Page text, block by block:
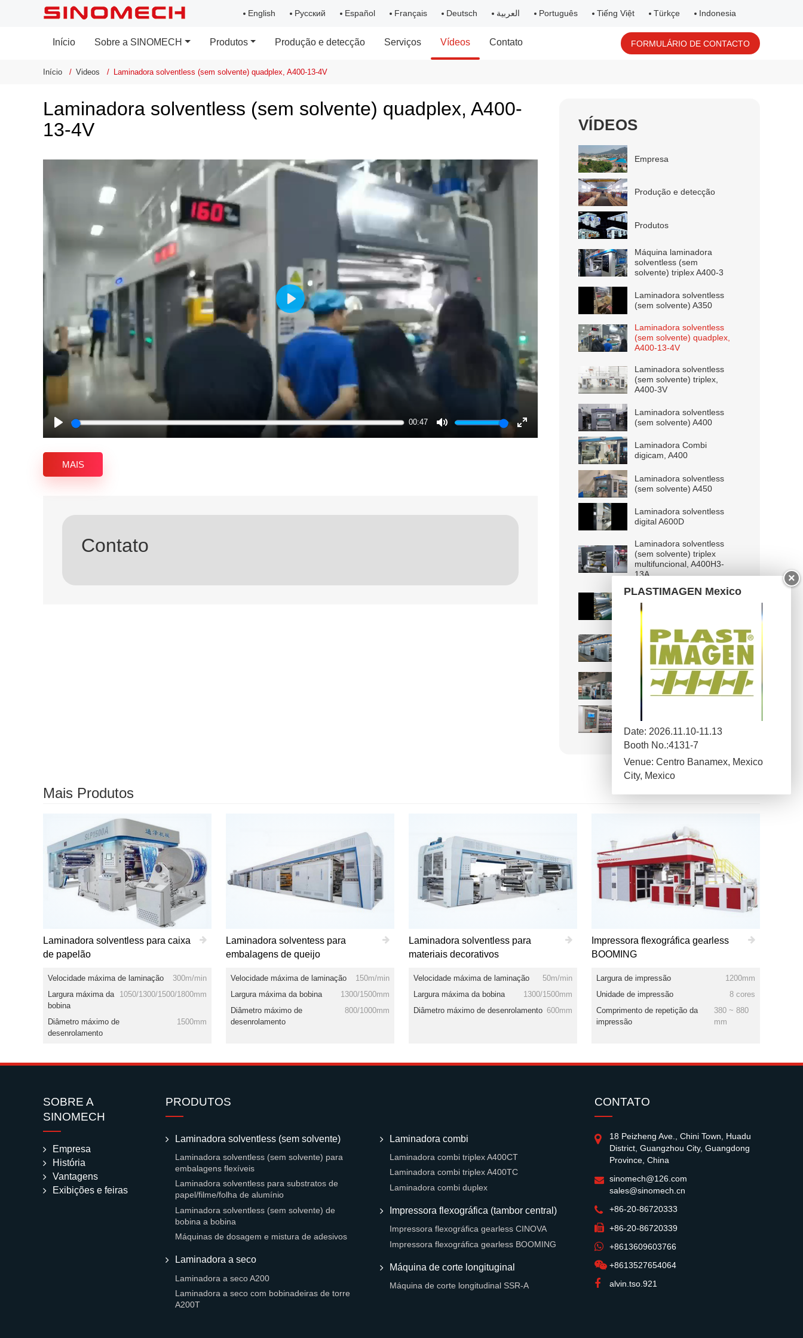
English Русский Español Français Deutsch العربية Português Tiếng Việt Türkçe Indonesia
Início Sobre a SINOMECH Produtos Produção e detecção Serviços Vídeos Contato FORMULÁRIO DE CONTACTO
Início Videos Laminadora solventless (sem solvente) quadplex, A400-13-4V
Laminadora solventless (sem solvente) quadplex, A400-
13-4V
Play
00:47
Mute
Enter
Play
MAIS
Contato
VÍDEOS
Empresa
Produção e detecção
Produtos
Máquina laminadora
solventless (sem
solvente) triplex A400-3
Laminadora solventless
(sem solvente) A350
Laminadora solventless
(sem solvente) quadplex,
A400-13-4V
Laminadora solventless
(sem solvente) triplex,
A400-3V
Laminadora solventless
(sem solvente) A400
Laminadora Combi
digicam, A400
Laminadora solventless
(sem solvente) A450
Laminadora solventless
digital A600D
Laminadora solventless
(sem solvente) triplex
multifuncional, A400H3-
13A
Laminadora solventless
para materiais
decorativos
Laminadora solventess
para embalagens de
Laminadora a seco A200
longitudinal SSR-A
Mais Produtos
Laminadora solventless para caixa
de papelão
Velocidade máxima de laminação
300m/min
Largura máxima da
bobina
1050/1300/1500/1800mm
Diâmetro máximo de
desenrolamento
1500mm
Laminadora solventess para
embalagens de queijo
Velocidade máxima de laminação
150m/min
Largura máxima da bobina
1300/1500mm
Diâmetro máximo de
desenrolamento
800/1000mm
Laminadora solventless para
materiais decorativos
Velocidade máxima de laminação
50m/min
Largura máxima da bobina
1300/1500mm
Diâmetro máximo de desenrolamento 600mm
Impressora flexográfica gearless
BOOMING
Largura de impressão
1200mm
Unidade de impressão
8 cores
Comprimento de repetição da
impressão
380 ~ 880
mm
SOBRE A
SINOMECH
Empresa
História
Vantagens
Exibições e feiras
PRODUTOS
Laminadora solventless (sem solvente)
Laminadora solventless (sem solvente) para
embalagens flexíveis
Laminadora solventless para substratos de
papel/filme/folha de alumínio
Laminadora solventless (sem solvente) de
bobina a bobina
Máquinas de dosagem e mistura de adesivos
Laminadora a seco
Laminadora a seco A200
Laminadora a seco com bobinadeiras de torre
A200T
Laminadora combi
Laminadora combi triplex A400CT
Laminadora combi triplex A400TC
Laminadora combi duplex
Impressora flexográfica (tambor central)
Impressora flexográfica gearless CINOVA
Impressora flexográfica gearless BOOMING
Máquina de corte longituginal
Máquina de corte longitudinal SSR-A
CONTATO
18 Peizheng Ave., Chini Town, Huadu
District, Guangzhou City, Guangdong
Province, China
sinomech@126.com
sales@sinomech.cn
+86-20-86720333
+86-20-86720339
+8613609603766
+8613527654064
alvin.tso.921
×
PLASTIMAGEN Mexico
Date: 2026.11.10-11.13
Booth No.:4131-7
Venue: Centro Banamex, Mexico
City, Mexico